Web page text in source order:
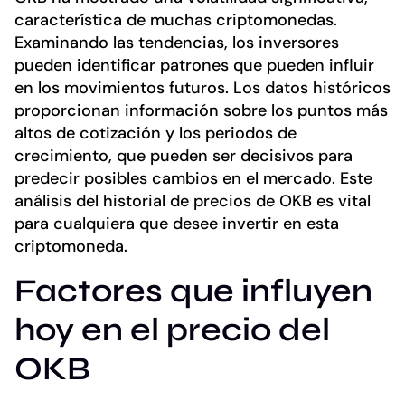
característica de muchas criptomonedas.
Examinando las tendencias, los inversores
pueden identificar patrones que pueden influir
en los movimientos futuros. Los datos históricos
proporcionan información sobre los puntos más
altos de cotización y los periodos de
crecimiento, que pueden ser decisivos para
predecir posibles cambios en el mercado. Este
análisis del historial de precios de OKB es vital
para cualquiera que desee invertir en esta
criptomoneda.
Factores que influyen
hoy en el precio del
OKB